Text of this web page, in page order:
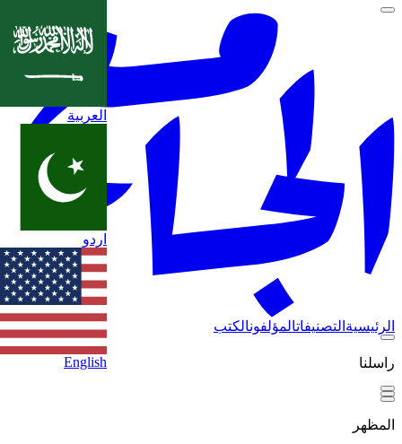
الرئيسية التصنيفاتالمؤلفونالكتب
راسلنا
العربية
اردو
English
المظهر